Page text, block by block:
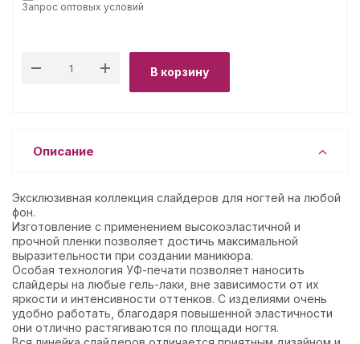
Запрос оптовых условий
В корзину
Описание
Эксклюзивная коллекция слайдеров для ногтей на любой
фон.
Изготовление с применением высокоэластичной и
прочной пленки позволяет достичь максимальной
выразительности при создании маникюра.
Особая технология УФ-печати позволяет наносить
слайдеры на любые гель-лаки, вне зависимости от их
яркости и интенсивности оттенков. С изделиями очень
удобно работать, благодаря повышенной эластичности
они отлично растягиваются по площади ногтя.